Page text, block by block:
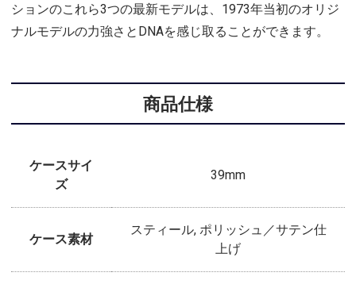
ションのこれら3つの最新モデルは、1973年当初のオリジ
ナルモデルの力強さとDNAを感じ取ることができます。
商品仕様
ケースサイ
ズ
39mm
ケース素材
スティール, ポリッシュ／サテン仕
上げ